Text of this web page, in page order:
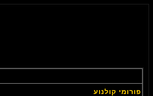
פורומי קולנוע